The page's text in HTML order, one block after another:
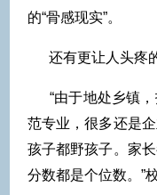
的“骨感现实”。
还有更让人头疼
“由于地处乡镇
范专业，很多还是
孩子都野孩子。家
分数都是个位数。”